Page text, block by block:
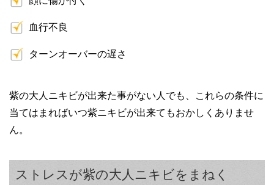
血行不良
ターンオーバーの遅さ
紫の大人ニキビが出来た事がない人でも、これらの条件に
当てはまればいつ紫ニキビが出来てもおかしくありませ
ん。
ストレスが紫の大人ニキビをまねく